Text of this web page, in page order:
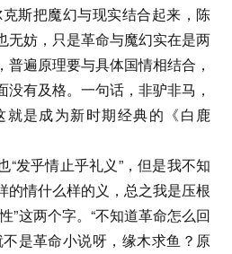
斯把魔幻与现实结合起来，陈
无妨，只是革命与魔幻实在是两
遍原理要与具体国情相结合，
没有及格。一句话，非驴非马，
是成为新时期经典的《白鹿
“发乎情止乎礼义”，但是我不知
的情什么样的义，总之我是压根
”这两个字。“不知道革命怎么回
是革命小说呀，缘木求鱼？原